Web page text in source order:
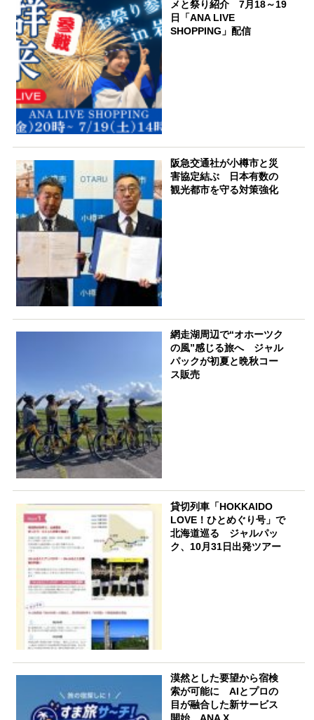
メと祭り紹介 7月18～19
日「ANA LIVE
SHOPPING」配信
阪急交通社が小樽市と災
害協定結ぶ 日本有数の
観光都市を守る対策強化
網走湖周辺で“オホーツク
の風”感じる旅へ ジャル
パックが初夏と晩秋コー
ス販売
貸切列車「HOKKAIDO
LOVE！ひとめぐり号」で
北海道巡る ジャルパッ
ク、10月31日出発ツアー
漠然とした要望から宿検
索が可能に AIとプロの
目が融合した新サービス